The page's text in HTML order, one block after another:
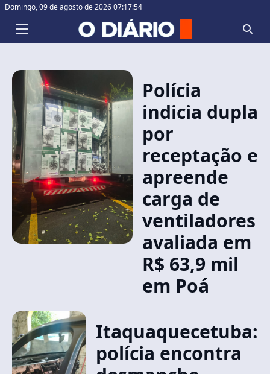
Domingo,09 de agosto de 2026 07:17:55
Polícia
indicia dupla
por
receptação e
apreende
carga de
ventiladores
avaliada em
R$ 63,9 mil
em Poá
Itaquaquecetuba:
polícia encontra